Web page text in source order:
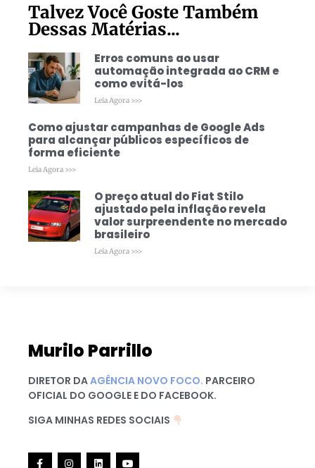
Talvez Você Goste Também
Dessas Matérias...
Erros comuns ao usar
automação integrada ao CRM e
como evitá-los
Leia Agora >>>
Como ajustar campanhas de Google Ads
para alcançar públicos específicos de
forma eficiente
Leia Agora >>>
O preço atual do Fiat Stilo
ajustado pela inflação revela
valor surpreendente no mercado
brasileiro
Leia Agora >>>
Murilo Parrillo
DIRETOR DAAGÊNCIA NOVO FOCO. PARCEIRO
OFICIAL DO GOOGLE E DO FACEBOOK.
SIGA MINHAS REDES SOCIAIS